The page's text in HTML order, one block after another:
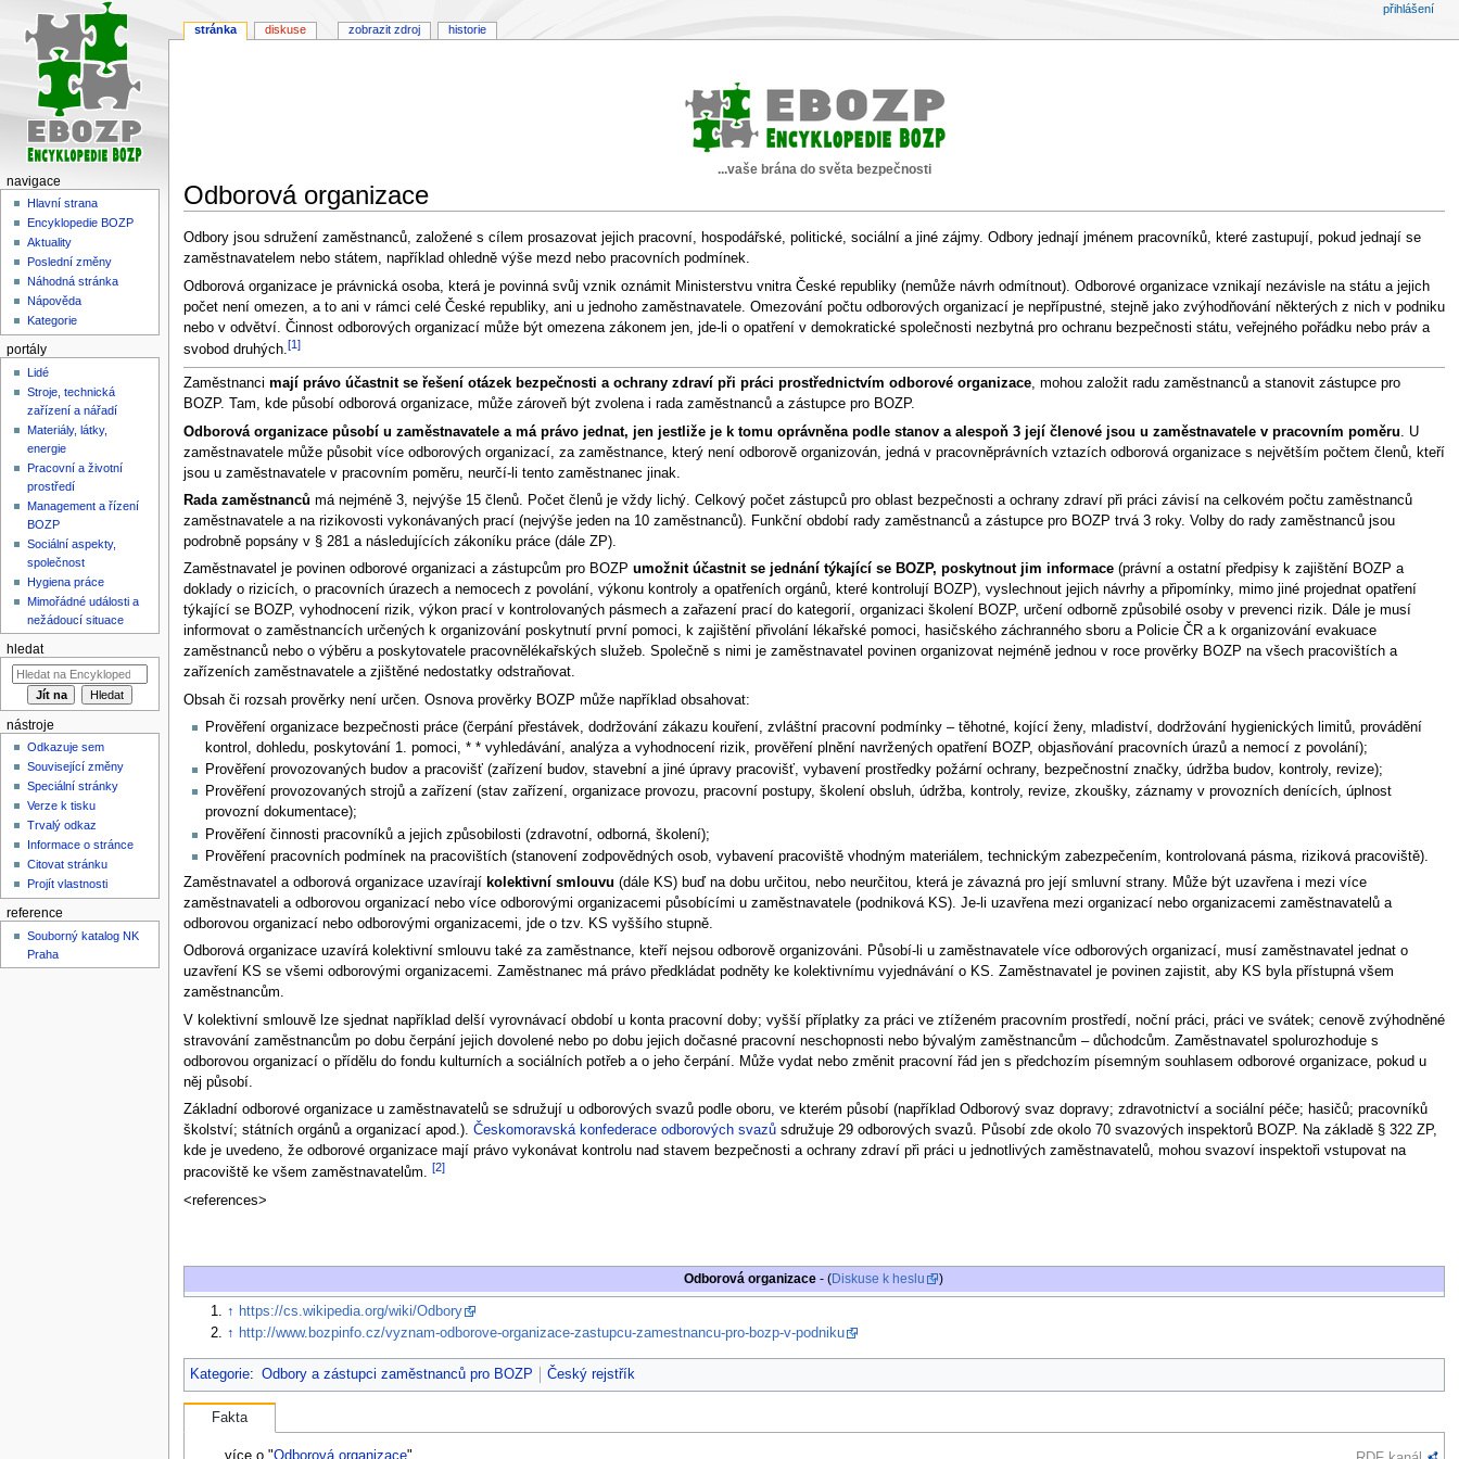
...vaše brána do světa bezpečnosti
Odborová organizace
Skočit
na
navigaci
Skočit
na
vyhledávání
Odbory jsou sdružení zaměstnanců, založené s cílem prosazovat jejich pracovní, hospodářské, politické, sociální a jiné zájmy. Odbory jednají jménem pracovníků, které zastupují, pokud jednají se
zaměstnavatelem nebo státem, například ohledně výše mezd nebo pracovních podmínek.
Odborová organizace je právnická osoba, která je povinná svůj vznik oznámit Ministerstvu vnitra České republiky (nemůže návrh odmítnout). Odborové organizace vznikají nezávisle na státu a jejich
počet není omezen, a to ani v rámci celé České republiky, ani u jednoho zaměstnavatele. Omezování počtu odborových organizací je nepřípustné, stejně jako zvýhodňování některých z nich v podniku
nebo v odvětví. Činnost odborových organizací může být omezena zákonem jen, jde-li o opatření v demokratické společnosti nezbytná pro ochranu bezpečnosti státu, veřejného pořádku nebo práv a
svobod druhých. [1]
Zaměstnanci mají právo účastnit se řešení otázek bezpečnosti a ochrany zdraví při práci prostřednictvím odborové organizace, mohou založit radu zaměstnanců a stanovit zástupce pro
BOZP. Tam, kde působí odborová organizace, může zároveň být zvolena i rada zaměstnanců a zástupce pro BOZP.
Odborová organizace působí u zaměstnavatele a má právo jednat, jen jestliže je k tomu oprávněna podle stanov a alespoň 3 její členové jsou u zaměstnavatele v pracovním poměru . U
zaměstnavatele může působit více odborových organizací, za zaměstnance, který není odborově organizován, jedná v pracovněprávních vztazích odborová organizace s největším počtem členů, kteří
jsou u zaměstnavatele v pracovním poměru, neurčí-li tento zaměstnanec jinak.
Rada zaměstnanců má nejméně 3, nejvýše 15 členů. Počet členů je vždy lichý. Celkový počet zástupců pro oblast bezpečnosti a ochrany zdraví při práci závisí na celkovém počtu zaměstnanců
zaměstnavatele a na rizikovosti vykonávaných prací (nejvýše jeden na 10 zaměstnanců). Funkční období rady zaměstnanců a zástupce pro BOZP trvá 3 roky. Volby do rady zaměstnanců jsou
podrobně popsány v § 281 a následujících zákoníku práce (dále ZP).
Zaměstnavatel je povinen odborové organizaci a zástupcům pro BOZP umožnit účastnit se jednání týkající se BOZP, poskytnout jim informace(právní a ostatní předpisy k zajištění BOZP a
doklady o rizicích, o pracovních úrazech a nemocech z povolání, výkonu kontroly a opatřeních orgánů, které kontrolují BOZP), vyslechnout jejich návrhy a připomínky, mimo jiné projednat opatření
týkající se BOZP, vyhodnocení rizik, výkon prací v kontrolovaných pásmech a zařazení prací do kategorií, organizaci školení BOZP, určení odborně způsobilé osoby v prevenci rizik. Dále je musí
informovat o zaměstnancích určených k organizování poskytnutí první pomoci, k zajištění přivolání lékařské pomoci, hasičského záchranného sboru a Policie ČR a k organizování evakuace
zaměstnanců nebo o výběru a poskytovatele pracovnělékařských služeb. Společně s nimi je zaměstnavatel povinen organizovat nejméně jednou v roce prověrky BOZP na všech pracovištích a
zařízeních zaměstnavatele a zjištěné nedostatky odstraňovat.
Obsah či rozsah prověrky není určen. Osnova prověrky BOZP může například obsahovat:
Prověření organizace bezpečnosti práce (čerpání přestávek, dodržování zákazu kouření, zvláštní pracovní podmínky – těhotné, kojící ženy, mladiství, dodržování hygienických limitů, provádění
kontrol, dohledu, poskytování 1. pomoci, * * vyhledávání, analýza a vyhodnocení rizik, prověření plnění navržených opatření BOZP, objasňování pracovních úrazů a nemocí z povolání);
Prověření provozovaných budov a pracovišť (zařízení budov, stavební a jiné úpravy pracovišť, vybavení prostředky požární ochrany, bezpečnostní značky, údržba budov, kontroly, revize);
Prověření provozovaných strojů a zařízení (stav zařízení, organizace provozu, pracovní postupy, školení obsluh, údržba, kontroly, revize, zkoušky, záznamy v provozních denících, úplnost
provozní dokumentace);
Prověření činnosti pracovníků a jejich způsobilosti (zdravotní, odborná, školení);
Prověření pracovních podmínek na pracovištích (stanovení zodpovědných osob, vybavení pracoviště vhodným materiálem, technickým zabezpečením, kontrolovaná pásma, riziková pracoviště).
Zaměstnavatel a odborová organizace uzavírají kolektivní smlouvu (dále KS) buď na dobu určitou, nebo neurčitou, která je závazná pro její smluvní strany. Může být uzavřena i mezi více
zaměstnavateli a odborovou organizací nebo více odborovými organizacemi působícími u zaměstnavatele (podniková KS). Je-li uzavřena mezi organizací nebo organizacemi zaměstnavatelů a
odborovou organizací nebo odborovými organizacemi, jde o tzv. KS vyššího stupně.
Odborová organizace uzavírá kolektivní smlouvu také za zaměstnance, kteří nejsou odborově organizováni. Působí-li u zaměstnavatele více odborových organizací, musí zaměstnavatel jednat o
uzavření KS se všemi odborovými organizacemi. Zaměstnanec má právo předkládat podněty ke kolektivnímu vyjednávání o KS. Zaměstnavatel je povinen zajistit, aby KS byla přístupná všem
zaměstnancům.
V kolektivní smlouvě lze sjednat například delší vyrovnávací období u konta pracovní doby; vyšší příplatky za práci ve ztíženém pracovním prostředí, noční práci, práci ve svátek; cenově zvýhodněné
stravování zaměstnancům po dobu čerpání jejich dovolené nebo po dobu jejich dočasné pracovní neschopnosti nebo bývalým zaměstnancům – důchodcům. Zaměstnavatel spolurozhoduje s
odborovou organizací o přídělu do fondu kulturních a sociálních potřeb a o jeho čerpání. Může vydat nebo změnit pracovní řád jen s předchozím písemným souhlasem odborové organizace, pokud u
něj působí.
Základní odborové organizace u zaměstnavatelů se sdružují u odborových svazů podle oboru, ve kterém působí (například Odborový svaz dopravy; zdravotnictví a sociální péče; hasičů; pracovníků
školství; státních orgánů a organizací apod.). Českomoravská konfederace odborových svazůsdružuje 29 odborových svazů. Působí zde okolo 70 svazových inspektorů BOZP. Na základě § 322 ZP,
kde je uvedeno, že odborové organizace mají právo vykonávat kontrolu nad stavem bezpečnosti a ochrany zdraví při práci u jednotlivých zaměstnavatelů, mohou svazoví inspektoři vstupovat na
pracoviště ke všem zaměstnavatelům. [2]
<references>
Odborová organizace - (Diskuse k heslu )
↑ https://cs.wikipedia.org/wiki/Odbory
↑ http://www.bozpinfo.cz/vyznam-odborove-organizace-zastupcu-zamestnancu-pro-bozp-v-podniku
Kategorie: Odbory a zástupci zaměstnanců pro BOZP Český rejstřík
Fakta
...více o "Odborová organizace"
stránka diskuse zobrazit zdroj historie
přihlášení
navigace
Hlavní strana
Encyklopedie BOZP
Aktuality
Poslední změny
Náhodná stránka
Nápověda
Kategorie
portály
Lidé
Stroje, technická
zařízení a nářadí
Materiály, látky,
energie
Pracovní a životní
prostředí
Management a řízení
BOZP
Sociální aspekty,
společnost
Hygiena práce
Mimořádné události a
nežádoucí situace
hledat
nástroje
Odkazuje sem
Související změny
Speciální stránky
Verze k tisku
Trvalý odkaz
Informace o stránce
Citovat stránku
Projít vlastnosti
reference
Souborný katalog NK
Praha